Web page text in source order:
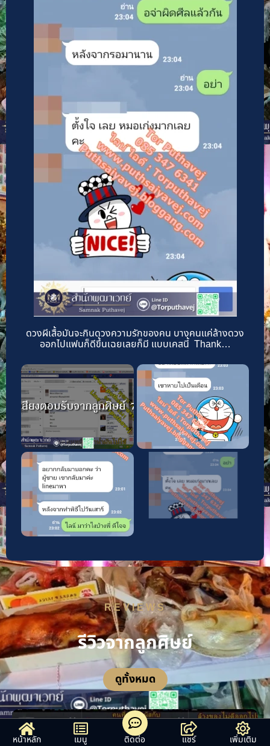
ดวงผีเสื้อมันจะกินดวงความรักของคน บางคนแค่ล้างดวง
ออกไปแฟนก็ดีขึ้นเฉยเลยก็มี แบบเคสนี้ Thank…
REVIEWS
รีวิวจากลูกศิษย์
ดูทั้งหมด
หน้าหลัก เมนู ติดต่อ แชร์ เพิ่มเติม